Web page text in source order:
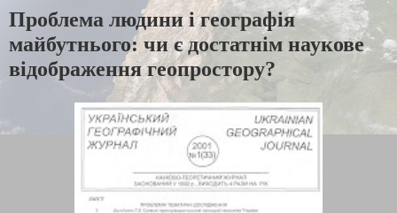
Проблема людини і географія
майбутнього: чи є достатнім наукове
відображення геопростору?